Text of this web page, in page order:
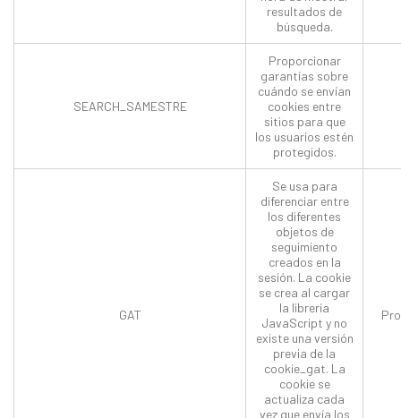
resultados de
búsqueda.
SEARCH_SAMESTRE
Proporcionar
garantías sobre
cuándo se envían
cookies entre
sitios para que
los usuarios estén
protegidos.
GAT
Se usa para
diferenciar entre
los diferentes
objetos de
seguimiento
creados en la
sesión. La cookie
se crea al cargar
la librería
JavaScript y no
existe una versión
previa de la
cookie_gat. La
cookie se
actualiza cada
vez que envía los